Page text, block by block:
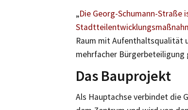
„Die Georg-Schumann-Straße
Raum mit Aufenthaltsqualität
mehrfacher Bürgerbeteiligung
Das Bauprojekt
Als Hauptachse verbindet die